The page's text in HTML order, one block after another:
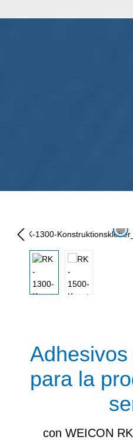
Omitir galería de imágenes
para la
con WEICON